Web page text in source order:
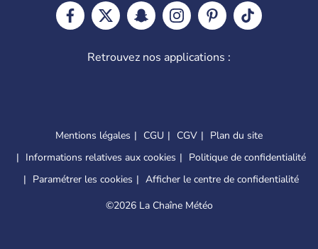
Retrouvez nos applications :
Mentions légales CGU CGV
Plan du site
Informations relatives aux cookies
Politique de confidentialité
Paramétrer les cookies
Afficher le centre de confidentialité
©2026 La Chaîne Météo